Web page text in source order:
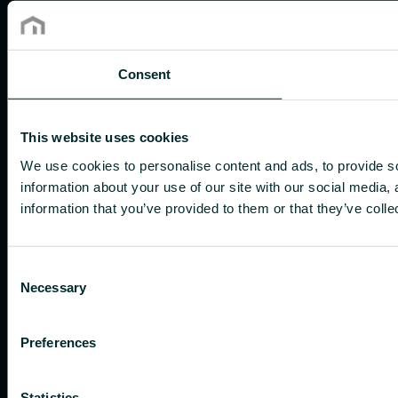
Consent
This website uses cookies
We use cookies to personalise content and ads, to provide
information about your use of our site with our social
information that you’ve provided to them or that they’ve
Selection
Necessary
Preferences